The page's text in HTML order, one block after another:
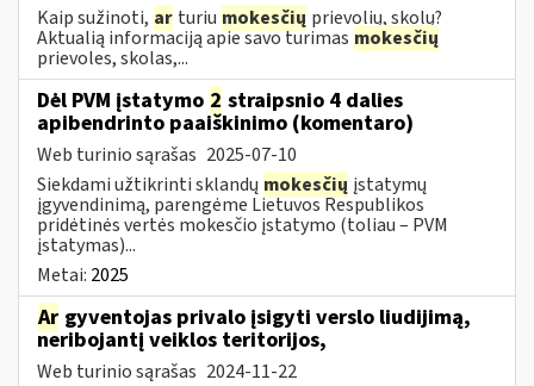
Kaip sužinoti, ar turiu mokesčių prievolių, skolų?
Aktualią informaciją apie savo turimas mokesčių
prievoles, skolas,...
Dėl PVM įstatymo 2 straipsnio 4 dalies
apibendrinto paaiškinimo (komentaro)
Web turinio sąrašas 2025-07-10
Siekdami užtikrinti sklandų mokesčių įstatymų
įgyvendinimą, parengėme Lietuvos Respublikos
pridėtinės vertės mokesčio įstatymo (toliau – PVM
įstatymas)...
Metai: 2025
Ar gyventojas privalo įsigyti verslo liudijimą,
neribojantį veiklos teritorijos,
Web turinio sąrašas 2024-11-22